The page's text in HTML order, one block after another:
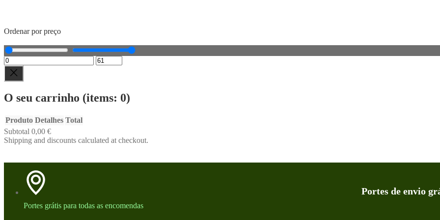
Ordenar por preço
O seu carrinho (items: 0)
Products
Produto Detalhes Total
Subtotal 0,00 €
Shipping and discounts calculated at checkout.
Portes de envio
Portes grátis para todas as encomendas